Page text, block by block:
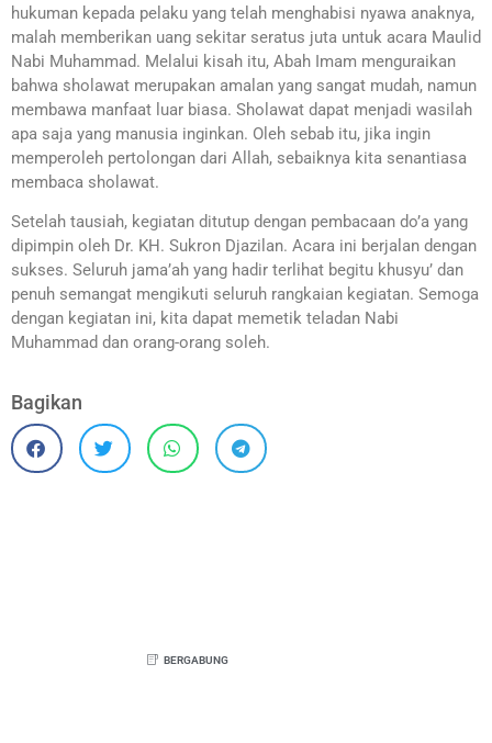
hukuman kepada pelaku yang telah menghabisi nyawa anaknya,
malah memberikan uang sekitar seratus juta untuk acara Maulid
Nabi Muhammad. Melalui kisah itu, Abah Imam menguraikan
bahwa sholawat merupakan amalan yang sangat mudah, namun
membawa manfaat luar biasa. Sholawat dapat menjadi wasilah
apa saja yang manusia inginkan. Oleh sebab itu, jika ingin
memperoleh pertolongan dari Allah, sebaiknya kita senantiasa
membaca sholawat.
Setelah tausiah, kegiatan ditutup dengan pembacaan do’a yang
dipimpin oleh Dr. KH. Sukron Djazilan. Acara ini berjalan dengan
sukses. Seluruh jama’ah yang hadir terlihat begitu khusyu’ dan
penuh semangat mengikuti seluruh rangkaian kegiatan. Semoga
dengan kegiatan ini, kita dapat memetik teladan Nabi
Muhammad dan orang-orang soleh.
Bagikan
BERGABUNG